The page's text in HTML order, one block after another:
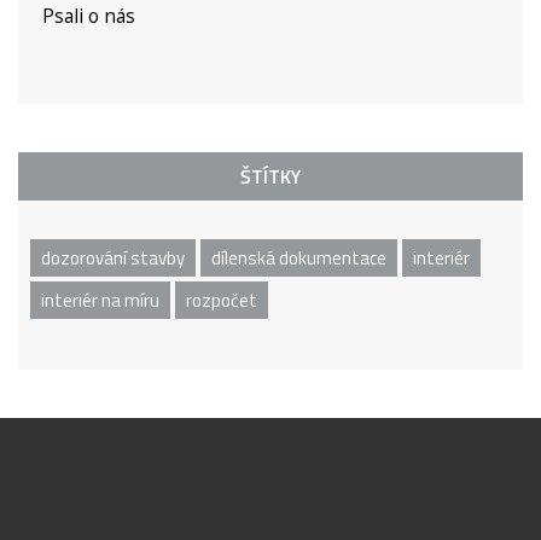
Psali o nás
ŠTÍTKY
dozorování stavby dílenská dokumentace
interiér
interiér na míru
rozpočet